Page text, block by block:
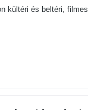
kültéri és beltéri, filmes